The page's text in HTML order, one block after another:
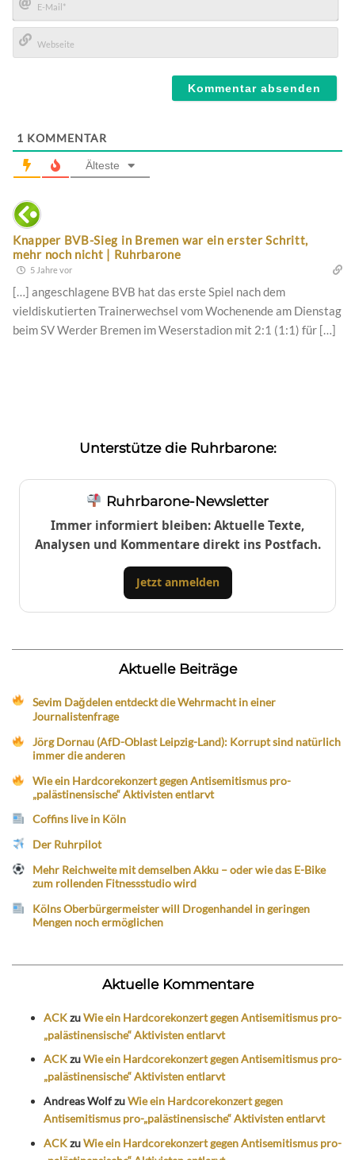
E-
Mail*
1 KOMMENTAR
Älteste
Knapper BVB-Sieg in Bremen war ein erster Schritt,
mehr noch nicht | Ruhrbarone
5 Jahre vor
[…] angeschlagene BVB hat das erste Spiel nach dem
vieldiskutierten Trainerwechsel vom Wochenende am Dienstag
beim SV Werder Bremen im Weserstadion mit 2:1 (1:1) für […]
Unterstütze die Ruhrbarone:
Ruhrbarone-Newsletter
Immer informiert bleiben: Aktuelle Texte,
Analysen und Kommentare direkt ins Postfach.
Jetzt anmelden
Aktuelle Beiträge
Sevim Dağdelen entdeckt die Wehrmacht in einer
Journalistenfrage
Jörg Dornau (AfD-Oblast Leipzig-Land): Korrupt sind natürlich
immer die anderen
Wie ein Hardcorekonzert gegen Antisemitismus pro-
„palästinensische“ Aktivisten entlarvt
Coffins live in Köln
Der Ruhrpilot
Mehr Reichweite mit demselben Akku – oder wie das E-Bike
zum rollenden Fitnessstudio wird
Kölns Oberbürgermeister will Drogenhandel in geringen
Mengen noch ermöglichen
Aktuelle Kommentare
ACKzuWie ein Hardcorekonzert gegen Antisemitismus pro-
„palästinensische“ Aktivisten entlarvt
ACKzuWie ein Hardcorekonzert gegen Antisemitismus pro-
„palästinensische“ Aktivisten entlarvt
Andreas WolfzuWie ein Hardcorekonzert gegen
Antisemitismus pro-„palästinensische“ Aktivisten entlarvt
ACKzuWie ein Hardcorekonzert gegen Antisemitismus pro-